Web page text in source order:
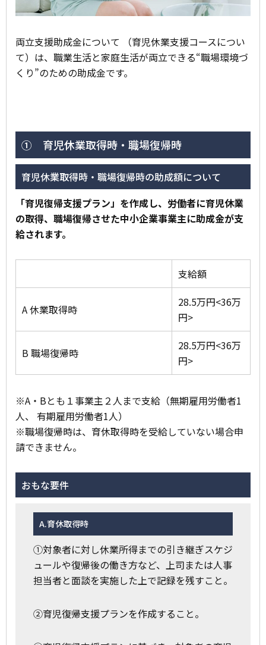
両立支援助成金について （育児休業支援コースについ
て）は、職業生活と家庭生活が両立できる“職場環境づ
くり”のための助成金です。
① 育児休業取得時・職場復帰時
育児休業取得時・職場復帰時の助成額について
「育児復帰支援プラン」を作成し、労働者に育児休業
の取得、職場復帰させた中小企業事業主に助成金が支
給されます。
支給額
A 休業取得時
28.5万円<36万
円>
B 職場復帰時
28.5万円<36万
円>
※A・Bとも１事業主２人まで支給（無期雇用労働者1
人、 有期雇用労働者1人）
※職場復帰時は、育休取得時を受給していない場合申
請できません。
おもな要件
A.育休取得時
①対象者に対し休業所得までの引き継ぎスケジ
ュールや復帰後の働き方など、上司または人事
担当者と面談を実施した上で記録を残すこと。
②育児復帰支援プランを作成すること。